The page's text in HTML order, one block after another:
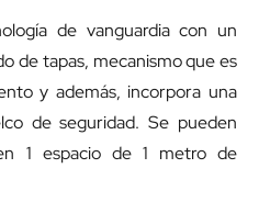
de vanguardia con un
de tapas, mecanismo que es
y además, incorpora una
de seguridad. Se pueden
1 espacio de 1 metro de